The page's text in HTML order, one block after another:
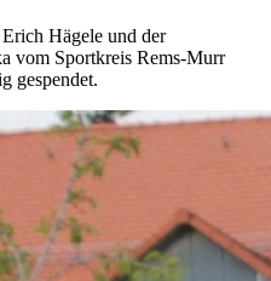
Hägele und der
vom Sportkreis Rems-Murr
gespendet.